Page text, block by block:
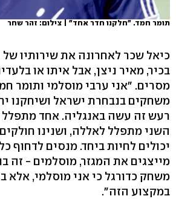
תומר חמד. "חלקנו חדר אחד" | צילום: זהר שחר
כיאל שכר לאחרונה את שירותיו
בכיר, מאיר ניצן, אבל איתו או
מסרים. "אני ערבי מוסלמי ותומר
משחקים בנבחרת ישראל ושיחקנו
רעש זה עשה באנגליה. אחד מתפלל
השני מתפלל לאללה, ושנינו
יכולים לחיות ביחד. מנסים לדחוף
מייצגים את המגזר, מוסלמים - זה
משחק כדורגל כי אני מוסלמי, אלא
במקצוע הזה".